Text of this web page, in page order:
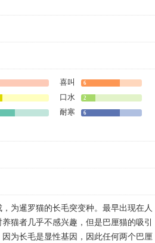
喜叫 6
口水 2
耐寒 6
为暹罗猫的长毛突变种。最早出现在人
猫者几乎不感兴趣，但是巴厘猫的吸引
为长毛是显性基因，因此任何两个巴厘